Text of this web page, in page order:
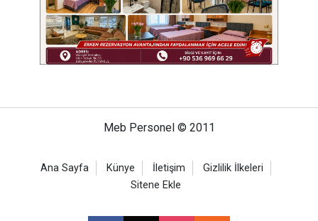
Meb Personel © 2011
Ana Sayfa Künye İletişim
Gizlilik İlkeleri
Sitene Ekle